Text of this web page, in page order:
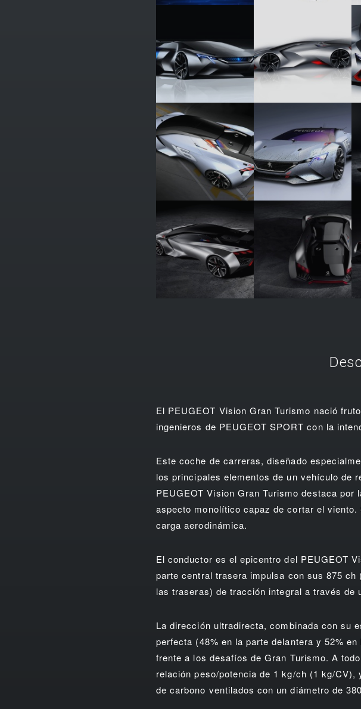
El PEUGEOT Vision Gran Turismo nació
ingenieros de PEUGEOT SPORT con la
Este coche de carreras, diseñado
los principales elementos de un vehículo de
PEUGEOT Vision Gran Turismo destaca
aspecto monolítico capaz de cortar el
carga aerodinámica.
El conductor es el epicentro del PEUGEOT
parte central trasera impulsa con sus 875
las traseras) de tracción integral a través
La dirección ultradirecta, combinada con su
perfecta (48% en la parte delantera y 52%
frente a los desafíos de Gran Turismo. A
relación peso/potencia de 1 kg/ch (1 kg/
de carbono ventilados con un diámetro de